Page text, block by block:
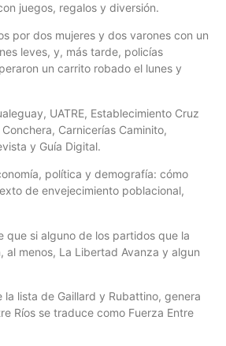
juegos, regalos y diversión.
por dos mujeres y dos varones con un
leves, y, más tarde, policías
un carrito robado el lunes y
UATRE, Establecimiento Cruz
Carnicerías Caminito,
y Guía Digital.
política y demografía: cómo
de envejecimiento poblacional,
que si alguno de los partidos que la
menos, La Libertad Avanza y algun
lista de Gaillard y Rubattino, genera
Ríos se traduce como Fuerza Entre